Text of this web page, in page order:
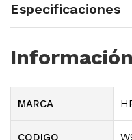
Especificaciones
MARCA
CODIGO